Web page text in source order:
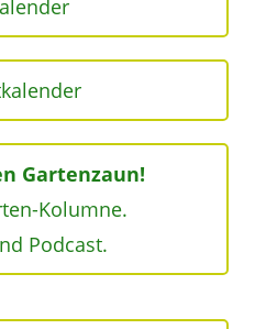
Gartenzaun!
Kolumne.
Podcast.